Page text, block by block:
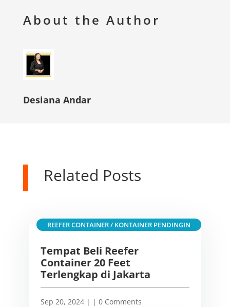
About the Author
Desiana Andar
Related Posts
Tempat Beli Reefer
Container 20 Feet
Terlengkap di Jakarta
Sep 20, 2024|
REEFER CONTAINER / KONTAINER PENDINGIN
| 0 Comments